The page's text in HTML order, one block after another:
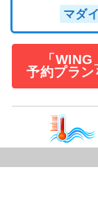
マダイ
「WING
予約プラン